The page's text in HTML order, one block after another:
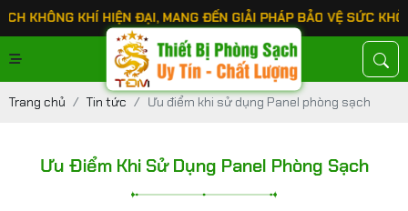
KHÍ HIỆN ĐẠI, MANG ĐẾN GIẢI PHÁP BẢO VỆ SỨC KHỎE TỐI
Trang chủ Tin tức Ưu điểm khi sử dụng Panel phòng sạch
Ưu Điểm Khi Sử Dụng Panel Phòng Sạch